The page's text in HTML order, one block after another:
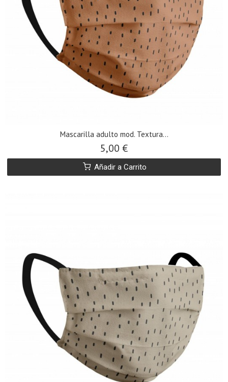
​Mascarilla adulto mod. Textura...
5,00 €
Añadir a Carrito